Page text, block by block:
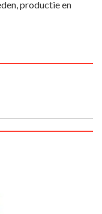
productie en